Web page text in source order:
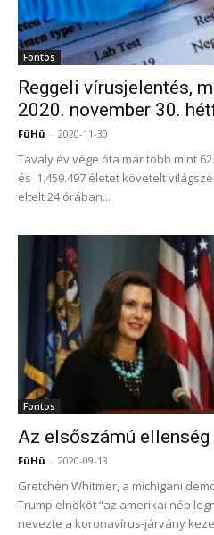
Fontos
Reggeli vírusjelentés,
2020. november 30.
FüHü - 2020-11-30
Tavaly év vége óta már több mint
és 1.459.497 életet követelt
eltelt 24 órában...
Fontos
Az elsőszámú ellenség
FüHü - 2020-09-13
Gretchen Whitmer, a michigani
Trump elnököt “az amerikai nép
nevezte a koronavírus-járvány